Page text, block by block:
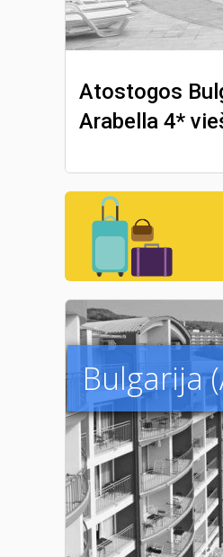
Atostogos
Arabella 4*
Bulgarija